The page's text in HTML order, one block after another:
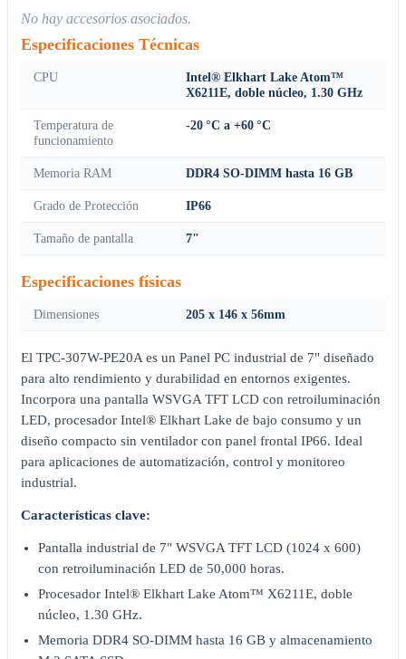
No hay accesorios asociados.
Especificaciones Técnicas
CPU
Intel® Elkhart Lake Atom™
X6211E, doble núcleo, 1.30 GHz
Temperatura de
funcionamiento
-20 °C a +60 °C
Memoria RAM DDR4 SO-DIMM hasta 16 GB
Grado de Protección IP66
Tamaño de pantalla 7"
Especificaciones físicas
Dimensiones 205 x 146 x 56mm
El TPC-307W-PE20A es un Panel PC industrial de 7" diseñado
para alto rendimiento y durabilidad en entornos exigentes.
Incorpora una pantalla WSVGA TFT LCD con retroiluminación
LED, procesador Intel® Elkhart Lake de bajo consumo y un
diseño compacto sin ventilador con panel frontal IP66. Ideal
para aplicaciones de automatización, control y monitoreo
industrial.
Características clave:
Pantalla industrial de 7" WSVGA TFT LCD (1024 x 600)
con retroiluminación LED de 50,000 horas.
Procesador Intel® Elkhart Lake Atom™ X6211E, doble
núcleo, 1.30 GHz.
Memoria DDR4 SO-DIMM hasta 16 GB y almacenamiento